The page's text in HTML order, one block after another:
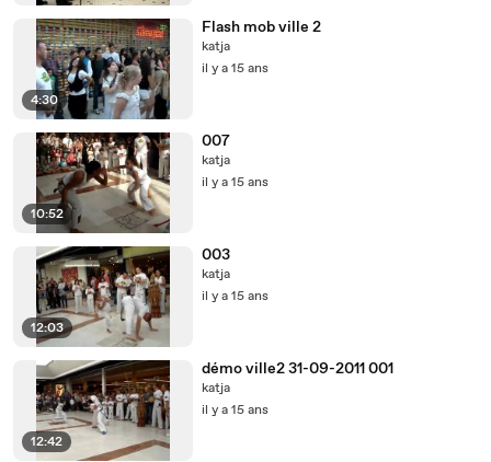
4:30
Flash mob ville 2
katja
il y a 15 ans
10:52
007
katja
il y a 15 ans
12:03
003
katja
il y a 15 ans
12:42
démo ville2 31-09-2011 001
katja
il y a 15 ans